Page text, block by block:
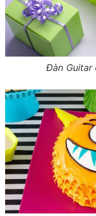
Đàn Guitar